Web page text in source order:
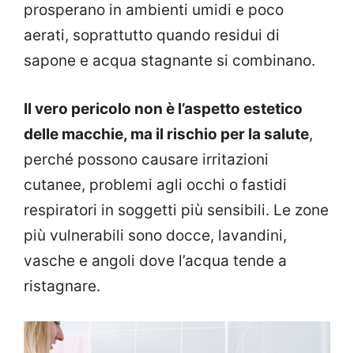
prosperano in ambienti umidi e poco
aerati, soprattutto quando residui di
sapone e acqua stagnante si combinano.
Il vero pericolo non è l’aspetto estetico
delle macchie, ma il rischio per la salute,
perché possono causare irritazioni
cutanee, problemi agli occhi o fastidi
respiratori in soggetti più sensibili. Le zone
più vulnerabili sono docce, lavandini,
vasche e angoli dove l’acqua tende a
ristagnare.